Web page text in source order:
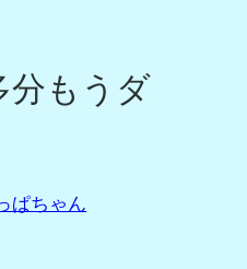
分もうダ
ぱちゃん